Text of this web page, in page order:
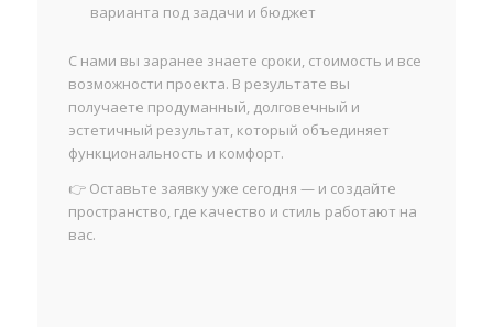
варианта под задачи и бюджет
С нами вы заранее знаете сроки, стоимость и все
возможности проекта. В результате вы
получаете продуманный, долговечный и
эстетичный результат, который объединяет
функциональность и комфорт.
👉 Оставьте заявку уже сегодня — и создайте
пространство, где качество и стиль работают на
вас.